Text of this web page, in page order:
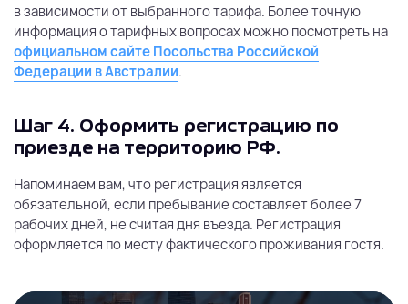
в зависимости от выбранного тарифа. Более точную
информация о тарифных вопросах можно посмотреть на
официальном сайте Посольства Российской
Федерации в Австралии.
Шаг 4. Оформить регистрацию по
приезде на территорию РФ.
Напоминаем вам, что регистрация является
обязательной, если пребывание составляет более 7
рабочих дней, не считая дня въезда. Регистрация
оформляется по месту фактического проживания гостя.